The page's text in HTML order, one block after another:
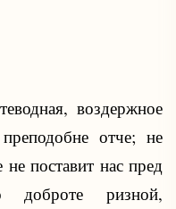
воздержное
отче; не
поставит нас пред
ризной,